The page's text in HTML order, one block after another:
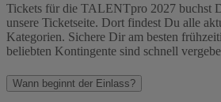
Tickets für die TALENTpro 2027 buchst
unsere Ticketseite. Dort findest Du alle
Kategorien. Sichere Dir am besten
beliebten Kontingente sind schnell
Wann beginnt der Einlass?